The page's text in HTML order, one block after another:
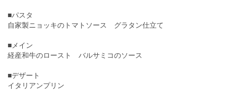
■パスタ
自家製ニョッキのトマトソース グラタン仕立て
■メイン
経産和牛のロースト バルサミコのソース
■デザート
イタリアンプリン